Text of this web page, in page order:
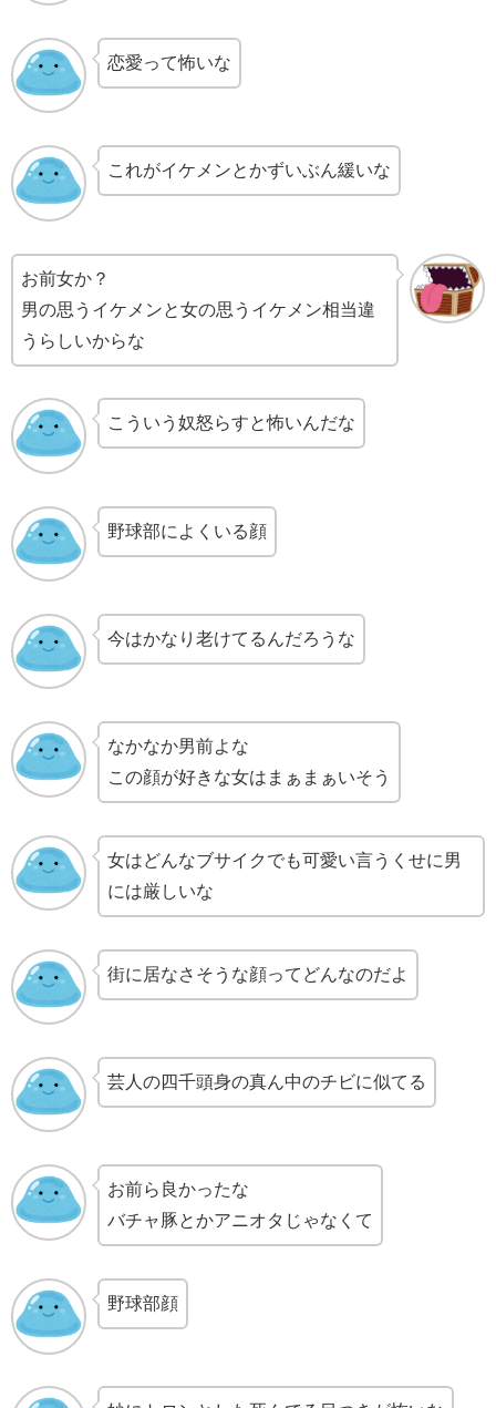
恋愛って怖いな
これがイケメンとかずいぶん緩いな
お前女か？
男の思うイケメンと女の思うイケメン相当違
うらしいからな
こういう奴怒らすと怖いんだな
野球部によくいる顔
今はかなり老けてるんだろうな
なかなか男前よな
この顔が好きな女はまぁまぁいそう
女はどんなブサイクでも可愛い言うくせに男
には厳しいな
街に居なさそうな顔ってどんなのだよ
芸人の四千頭身の真ん中のチビに似てる
お前ら良かったな
バチャ豚とかアニオタじゃなくて
野球部顔